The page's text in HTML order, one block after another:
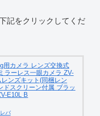
記をクリックしてくだ
用カメラ レンズ交換式
ラーレス一眼カメラ ZV-
ンズキット(同梱レン
ドスクリーン付属 ブラッ
E10L B
バ